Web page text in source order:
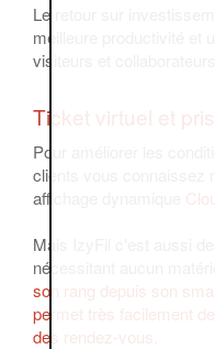
Le retour sur
meilleure productivité et
visiteurs et collaborateurs.
Ticket virtuel et
Pour améliorer les
clients vous connaissez
affichage dynamique
Mais IzyFil c'est aussi
nécessitant aucun
son rang depuis son
permet très facilement
des rendez-vous.